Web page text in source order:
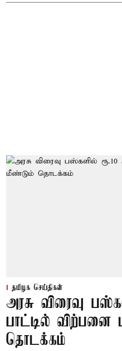
தமிழக செய்திகள்
அரசு விரைவு
பாட்டில் விற்பனை
தொடக்கம்